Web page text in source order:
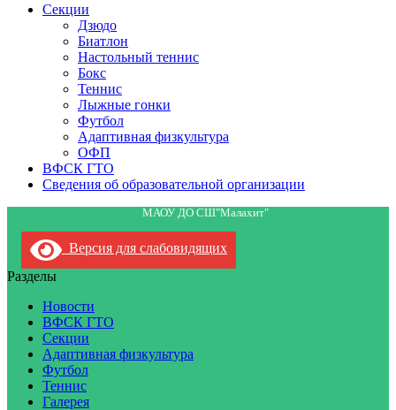
Секции
Дзюдо
Биатлон
Настольный теннис
Бокс
Теннис
Лыжные гонки
Футбол
Адаптивная физкультура
ОФП
ВФСК ГТО
Сведения об образовательной организации
МАОУ ДО СШ"Малахит"
Версия для слабовидящих
Разделы
Новости
ВФСК ГТО
Секции
Адаптивная физкультура
Футбол
Теннис
Галерея